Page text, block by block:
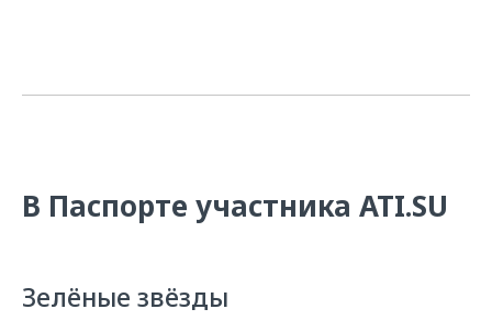
В Паспорте участника ATI.SU
Зелёные звёзды